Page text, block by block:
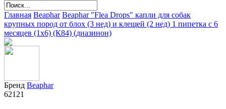
Главная Beaphar Beaphar "Flea Drops" капли для собак
крупных пород от блох (3 нед) и клещей (2 нед) 1 пипетка с 6
месяцев (1х6) (К84) (диазинон)
Бренд Beaphar
62121